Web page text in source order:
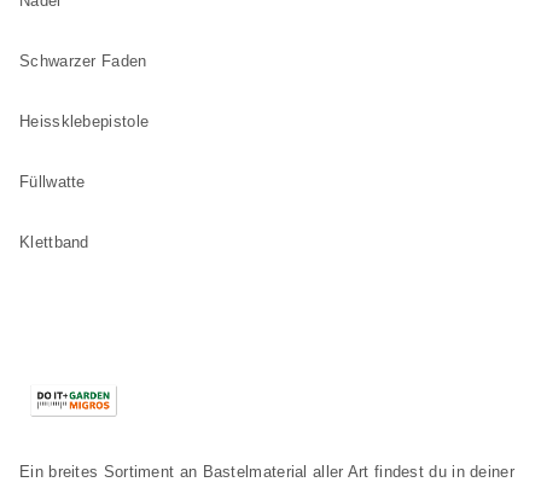
Schwarzer Faden
Heissklebepistole
Füllwatte
Klettband
Ein breites Sortiment an Bastelmaterial aller Art findest du in deiner